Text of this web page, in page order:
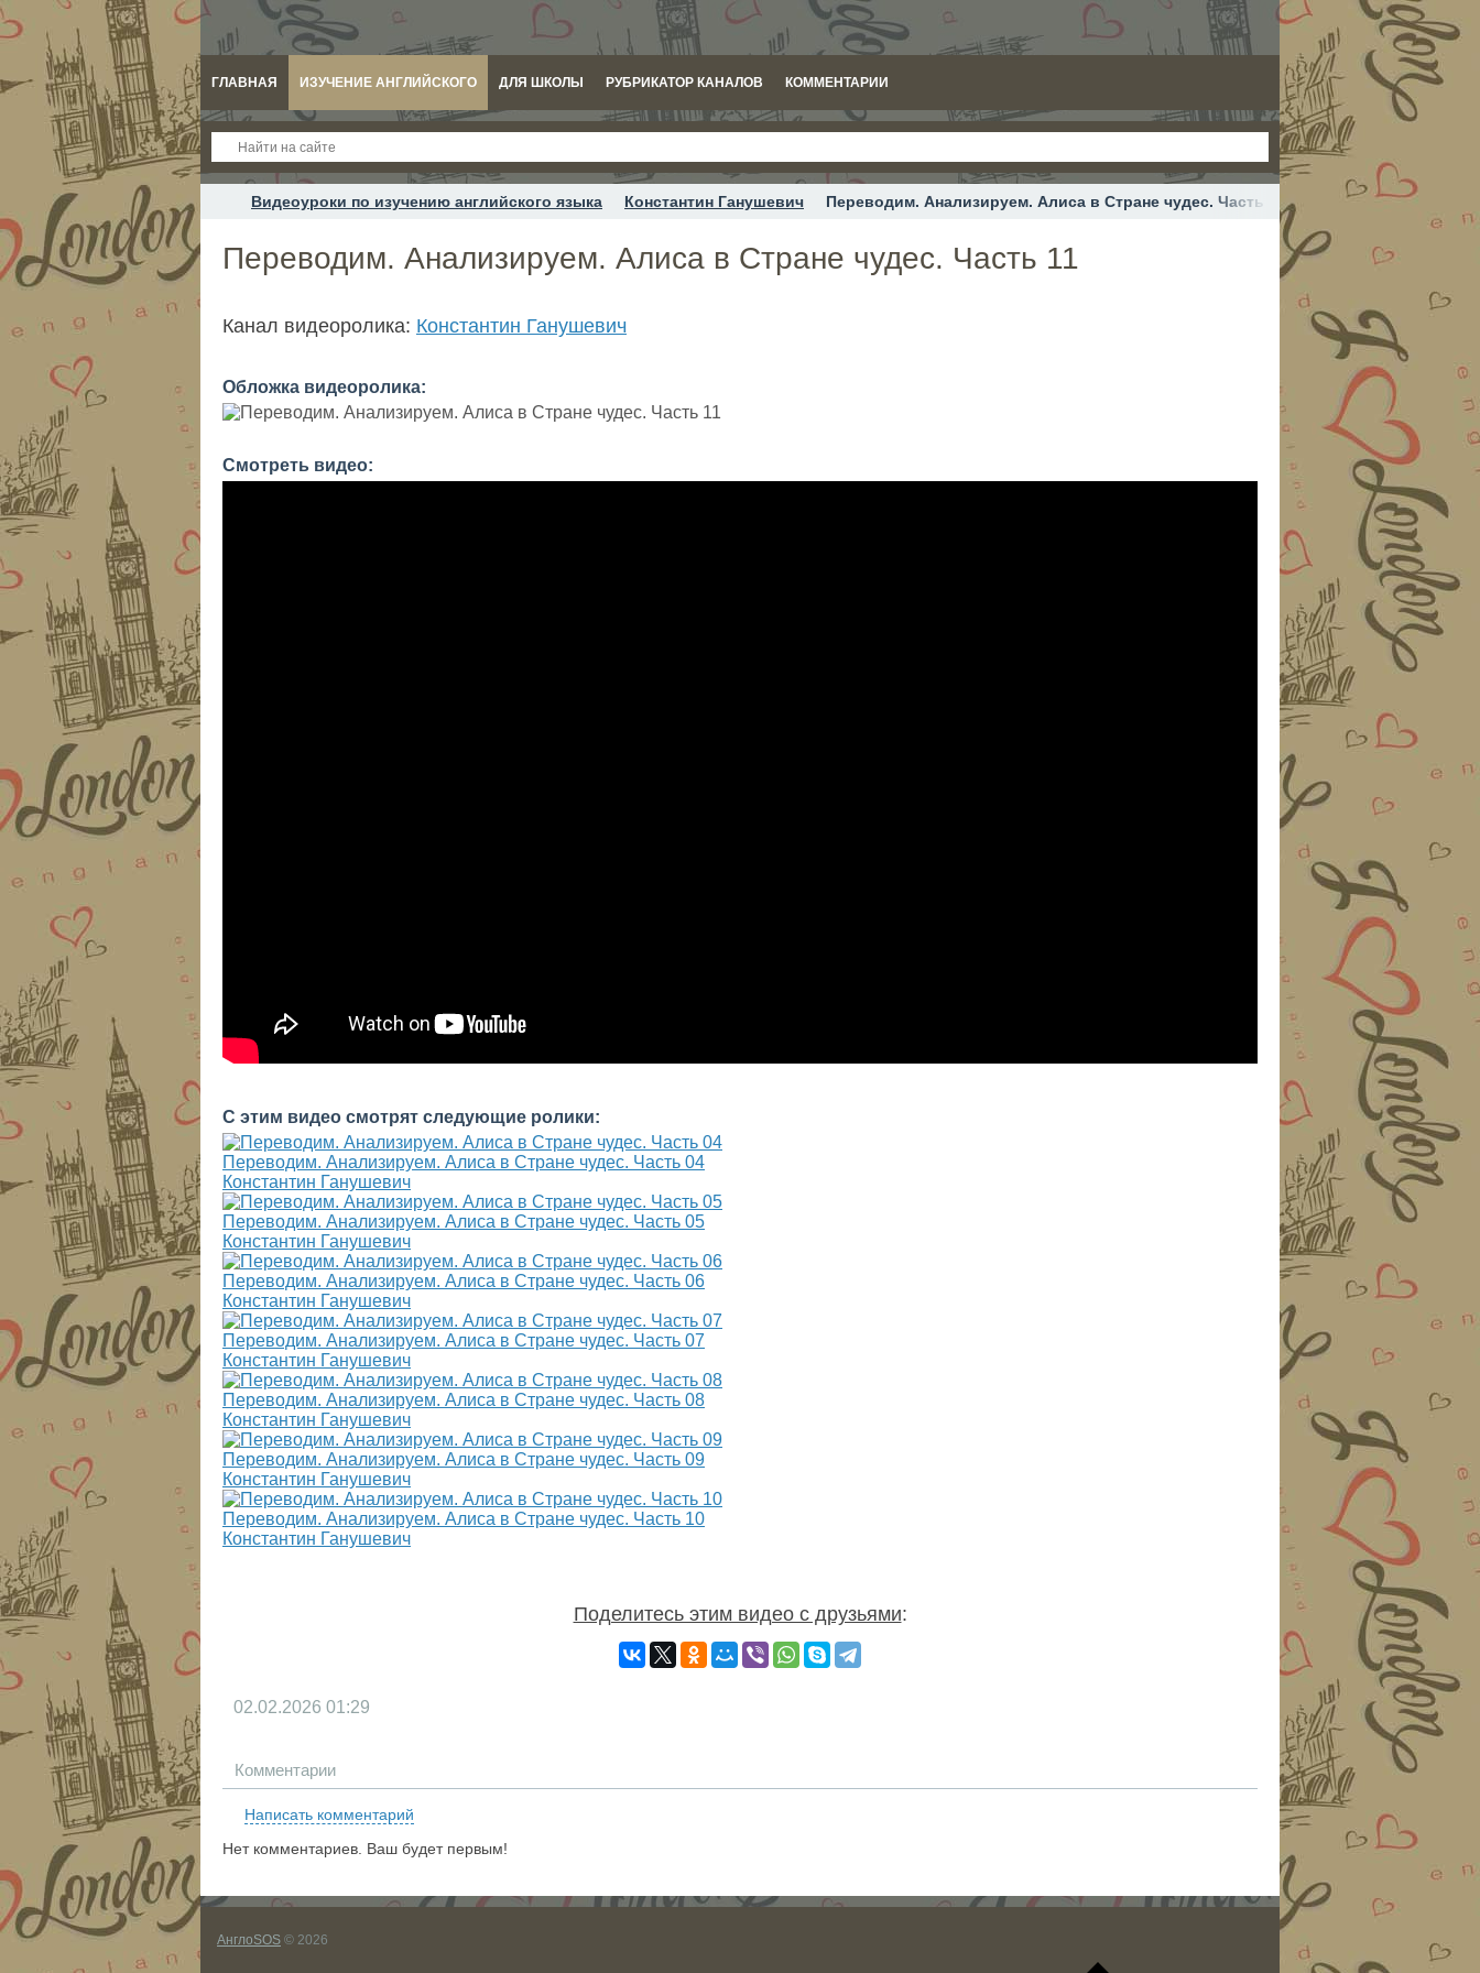
ГЛАВНАЯ ИЗУЧЕНИЕ АНГЛИЙСКОГО ДЛЯ ШКОЛЫ РУБРИКАТОР КАНАЛОВ КОММЕНТАРИИ
Видеоуроки по изучению английского языка Константин Ганушевич Переводим. Анализируем. Алиса в Стране чудес. Часть 11
Переводим. Анализируем. Алиса в Стране чудес. Часть 11
Канал видеоролика: Константин Ганушевич
Обложка видеоролика:
Смотреть видео:
С этим видео смотрят следующие ролики:
Переводим. Анализируем. Алиса в Стране чудес. Часть 04
Константин Ганушевич
Переводим. Анализируем. Алиса в Стране чудес. Часть 05
Константин Ганушевич
Переводим. Анализируем. Алиса в Стране чудес. Часть 06
Константин Ганушевич
Переводим. Анализируем. Алиса в Стране чудес. Часть 07
Константин Ганушевич
Переводим. Анализируем. Алиса в Стране чудес. Часть 08
Константин Ганушевич
Переводим. Анализируем. Алиса в Стране чудес. Часть 09
Константин Ганушевич
Переводим. Анализируем. Алиса в Стране чудес. Часть 10
Константин Ганушевич
Поделитесь этим видео с друзьями:
02.02.2026 01:29
Комментарии
Написать комментарий
Нет комментариев. Ваш будет первым!
АнглоSOS © 2026